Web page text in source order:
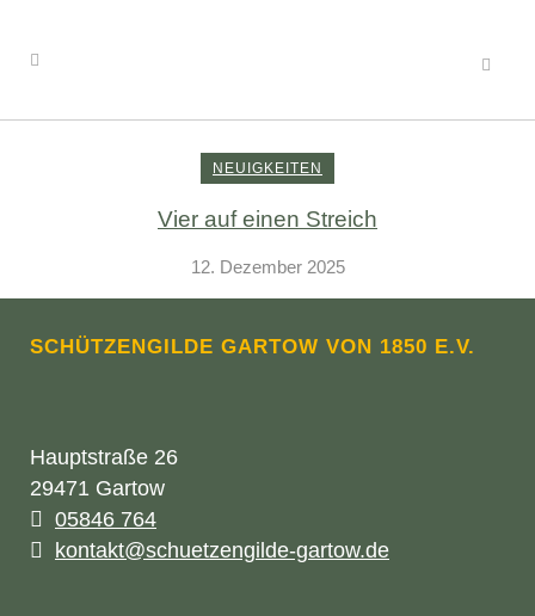
NEUIGKEITEN
Vier auf einen Streich
12. Dezember 2025
SCHÜTZENGILDE GARTOW VON 1850 E.V.
Hauptstraße 26
29471 Gartow
05846 764
kontakt@schuetzengilde-gartow.de